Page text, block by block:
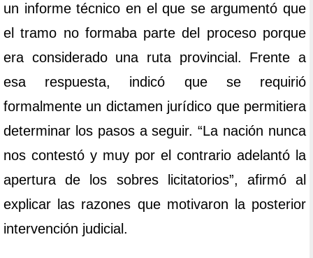
un informe técnico en el que se argumentó que
el tramo no formaba parte del proceso porque
era considerado una ruta provincial. Frente a
esa respuesta, indicó que se requirió
formalmente un dictamen jurídico que permitiera
determinar los pasos a seguir. “La nación nunca
nos contestó y muy por el contrario adelantó la
apertura de los sobres licitatorios”, afirmó al
explicar las razones que motivaron la posterior
intervención judicial.